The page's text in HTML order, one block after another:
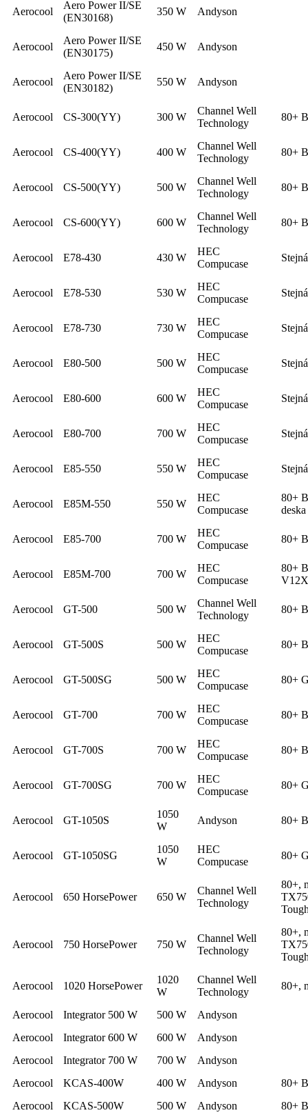
Aerocool
Aero Power II/SE
(EN30168)
350 W Andyson
Aerocool
Aero Power II/SE
(EN30175)
450 W Andyson
Aerocool
Aero Power II/SE
(EN30182)
550 W Andyson
Aerocool CS-300(YY) 300 W
Channel Well
Technology
80+
Aerocool CS-400(YY) 400 W
Channel Well
Technology
80+
Aerocool CS-500(YY) 500 W
Channel Well
Technology
80+
Aerocool CS-600(YY) 600 W
Channel Well
Technology
80+
Aerocool E78-430 430 W
HEC
Compucase
Aerocool E78-530 530 W
HEC
Compucase
Aerocool E78-730 730 W
HEC
Compucase
Aerocool E80-500 500 W
HEC
Compucase
Aerocool E80-600 600 W
HEC
Compucase
Aerocool E80-700 700 W
HEC
Compucase
Aerocool E85-550 550 W
HEC
Compucase
Aerocool E85M-550 550 W
HEC
Compucase
80+
Aerocool E85-700 700 W
HEC
Compucase
80+
Aerocool E85M-700 700 W
HEC
Compucase
80+
Aerocool GT-500 500 W
Channel Well
Technology
80+
Aerocool GT-500S 500 W
HEC
Compucase
80+
Aerocool GT-500SG 500 W
HEC
Compucase
80+
Aerocool GT-700 700 W
HEC
Compucase
80+
Aerocool GT-700S 700 W
HEC
Compucase
80+
Aerocool GT-700SG 700 W
HEC
Compucase
80+
Aerocool GT-1050S
1050
W
Andyson 80+
Aerocool GT-1050SG
1050
W
HEC
Compucase
80+
Aerocool 650 HorsePower 650 W
Channel Well
Technology
80+,
Aerocool 750 HorsePower 750 W
Channel Well
Technology
80+,
Aerocool 1020 HorsePower
1020
W
Channel Well
Technology
80+,
Aerocool Integrator 500 W 500 W
Andyson
Aerocool
Integrator 600 W 600 W
Andyson
Aerocool
Integrator 700 W 700 W
Andyson
Aerocool
KCAS-400W 400 W Andyson
80+
Aerocool
KCAS-500W 500 W Andyson 80+